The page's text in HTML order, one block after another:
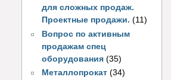
для сложных продаж.
Проектные продажи. (11)
Вопрос по активным
продажам спец
оборудования (35)
Металлопрокат (34)